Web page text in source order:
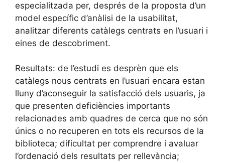
especialitzada per, després de la proposta d’un
model específic d’anàlisi de la usabilitat,
analitzar diferents catàlegs centrats en l’usuari i
eines de descobriment.
Resultats: de l’estudi es desprèn que els
catàlegs nous centrats en l’usuari encara estan
lluny d’aconseguir la satisfacció dels usuaris, ja
que presenten deficiències importants
relacionades amb quadres de cerca que no són
únics o no recuperen en tots els recursos de la
biblioteca; dificultat per comprendre i avaluar
l’ordenació dels resultats per rellevància;